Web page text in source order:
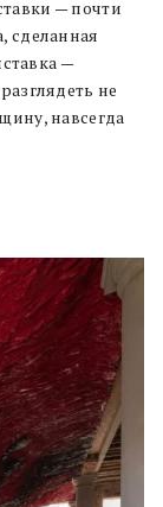
— почти
сделанная
—
не
навсегда